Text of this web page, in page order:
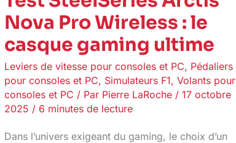
Nova Pro Wireless : le
casque gaming ultime
Leviers de vitesse pour consoles et PC, Pédaliers
pour consoles et PC, Simulateurs F1, Volants pour
consoles et PC / Par Pierre LaRoche / 17 octobre
2025 / 6 minutes de lecture
Dans l’univers exigeant du gaming, le choix d’un